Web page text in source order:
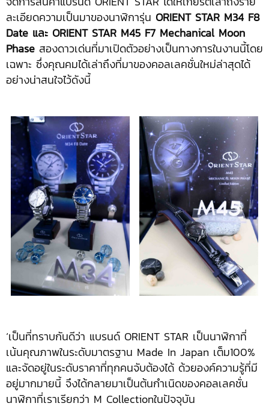
ละเอียดความเป็นมาของนาฬิการุ่น ORIENT STAR M34 F8
Date และ ORIENT STAR M45 F7 Mechanical Moon
Phase สองดาวเด่นที่มาเปิดตัวอย่างเป็นทางการในงานนี้โดย
เฉพาะ ซึ่งคุณคมได้เล่าถึงที่มาของคอลเลคชั่นใหม่ล่าสุดได้
อย่างน่าสนใจไว้ดังนี้
‘เป็นที่ทราบกันดีว่า แบรนด์ ORIENT STAR เป็นนาฬิกาที่
เน้นคุณภาพในระดับมาตรฐาน Made In Japan เต็ม100%
และจัดอยู่ในระดับราคาที่ทุกคนจับต้องได้ ด้วยองค์ความรู้ที่มี
อยู่มากมายนี้ จึงได้กลายมาเป็นต้นกำเนิดของคอลเลคชั่น
นาฬิกาที่เราเรียกว่า M Collectionในปัจจุบัน